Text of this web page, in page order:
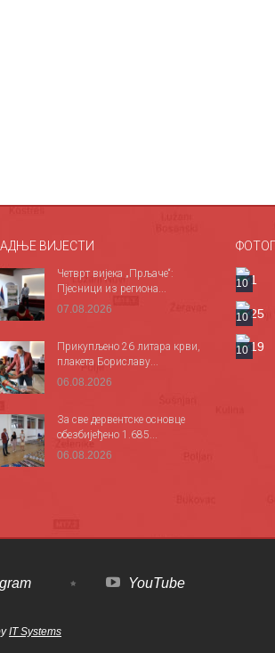
ВИЈЕСТИ
Четврт вијека „Прљаче“:
Пјесници из региона...
07.08.2026
Прикупљено 26 литара крви,
плакета Бориславу...
06.08.2026
За све дервентске основце
обезбијеђено 1.685...
06.08.2026
10
10
10
YouTube
IT Systems